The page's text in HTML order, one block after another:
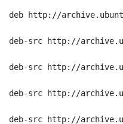
deb http://
deb-src http://
deb-src http://
deb-src http://
deb-src http://